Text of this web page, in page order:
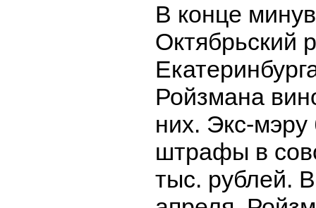
В конце
Октябрьский
Ройзмана
них. Экс-
штрафы в
тыс. рублей.